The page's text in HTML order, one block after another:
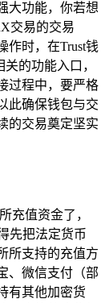
大功能，你若想
交易的交易
作时，在Trust钱
的功能入口，
过程中，要严格
此确保钱包与交
的交易奠定坚实
充值资金了，
先把法定货币
所支持的充值方
、微信支付（部
有其他加密货